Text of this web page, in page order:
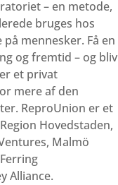
– en metode,
bruges hos
mennesker. Få en
og fremtid – og bliv
et privat
mere af den
ReproUnion er et
Hovedstaden,
Malmö
Alliance.